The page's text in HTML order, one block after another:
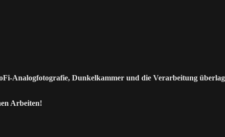
Analogfotografie, Dunkelkammer und die Verarbeitung
Arbeiten!